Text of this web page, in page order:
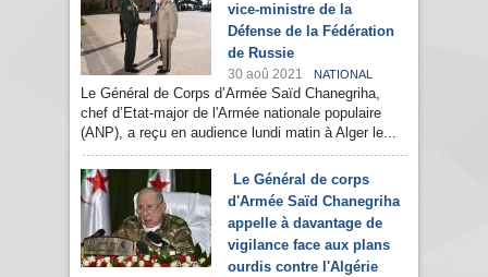
vice-ministre de la
Défense de la Fédération
de Russie
30 aoû 2021 NATIONAL
Le Général de Corps d’Armée Saïd Chanegriha,
chef d’Etat-major de l'Armée nationale populaire
(ANP), a reçu en audience lundi matin à Alger le...
Le Général de corps
d'Armée Saïd Chanegriha
appelle à davantage de
vigilance face aux plans
ourdis contre l'Algérie